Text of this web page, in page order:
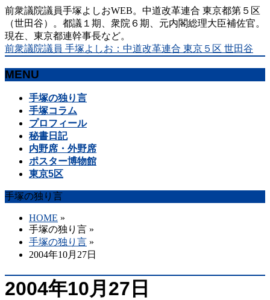
前衆議院議員手塚よしおWEB。中道改革連合 東京都第５区
（世田谷）。都議１期、衆院６期、元内閣総理大臣補佐官。
現在、東京都連幹事長など。
前衆議院議員 手塚よしお：中道改革連合 東京５区 世田谷
MENU
手塚の独り言
手塚コラム
プロフィール
秘書日記
内野席・外野席
ポスター博物館
東京5区
手塚の独り言
HOME »
手塚の独り言 »
手塚の独り言 »
2004年10月27日
2004年10月27日